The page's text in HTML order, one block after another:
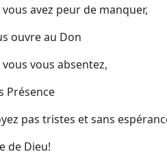
vous avez peur de manquer,
ouvre au Don
vous vous absentez,
Présence
pas tristes et sans
de Dieu!